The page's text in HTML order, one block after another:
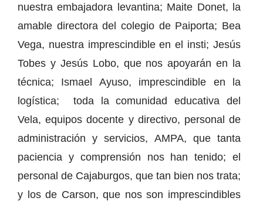
nuestra embajadora levantina; Maite Donet, la
amable directora del colegio de Paiporta; Bea
Vega, nuestra imprescindible en el insti; Jesús
Tobes y Jesús Lobo, que nos apoyarán en la
técnica; Ismael Ayuso, imprescindible en la
logística; toda la comunidad educativa del
Vela, equipos docente y directivo, personal de
administración y servicios, AMPA, que tanta
paciencia y comprensión nos han tenido; el
personal de Cajaburgos, que tan bien nos trata;
y los de Carson, que nos son imprescindibles